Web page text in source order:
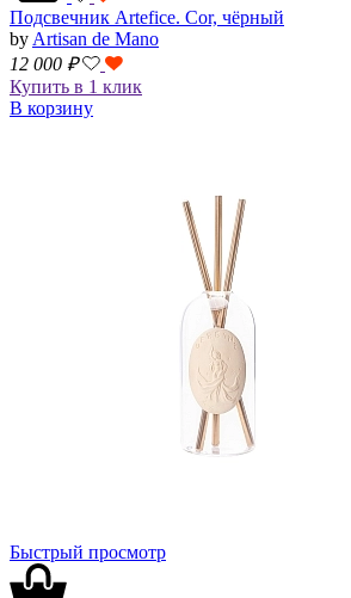
Подсвечник Artefice. Cor, чёрный
by Artisan de Mano
12 000 ₽
Купить в 1 клик
В корзину
Быстрый просмотр